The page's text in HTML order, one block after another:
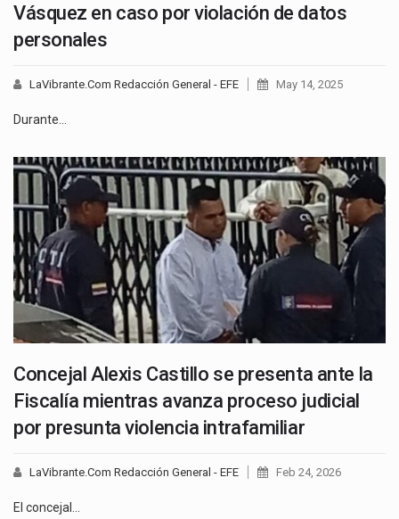
Vásquez en caso por violación de datos
personales
LaVibrante.Com Redacción General - EFE May 14, 2025
Durante…
Concejal Alexis Castillo se presenta ante la
Fiscalía mientras avanza proceso judicial
por presunta violencia intrafamiliar
LaVibrante.Com Redacción General - EFE Feb 24, 2026
El concejal…